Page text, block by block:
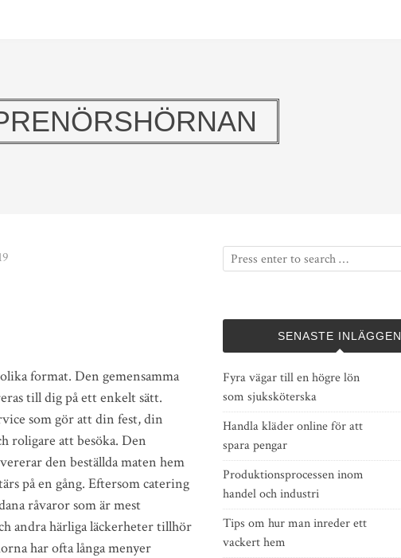
format. Den gemensamma
till dig på ett enkelt sätt.
som gör att din fest, din
roligare att besöka. Den
den beställda maten hem
på en gång. Eftersom catering
råvaror som är mest
andra härliga läckerheter tillhör
har ofta långa menyer
SENASTE INLÄGGEN
Fyra vägar till en högre lön
som sjuksköterska
Handla kläder online för att
spara pengar
Produktionsprocessen inom
handel och industri
Tips om hur man inreder ett
vackert hem